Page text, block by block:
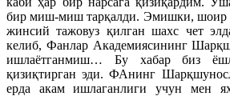
бир миш-миш тарқалди. Эмишки, шоир
жинсий тажовуз қилган шахс чет
келиб, Фанлар Академиясининг
ишлаётганмиш… Бу хабар биз
қизиқтирган эди. ФАнинг
ерда акам ишлаганлиги учун мен